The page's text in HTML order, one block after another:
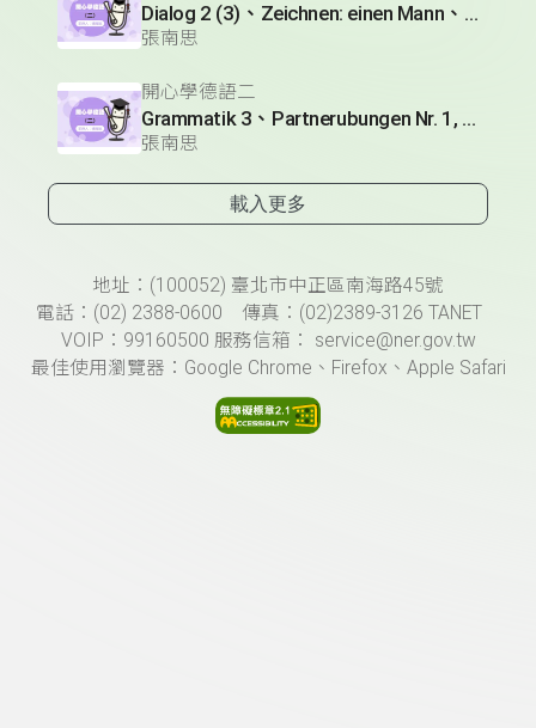
Dialog 2 (3)、Zeichnen: einen Mann、Lesetext 1(1)
張南思
開心學德語二
Grammatik 3、Partnerubungen Nr. 1, 3、Dialog 2(1)
張南思
載入更多
頁尾資訊地址：(100052) 臺北市中正區南海路45號
電話：(02) 2388-0600 傳真：(02)2389-3126 TANET
VOIP：99160500 服務信箱： service@ner.gov.tw
最佳使用瀏覽器：Google Chrome、Firefox、Apple Safari